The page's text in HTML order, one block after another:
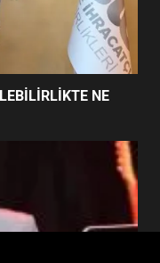
NEYİ
NE